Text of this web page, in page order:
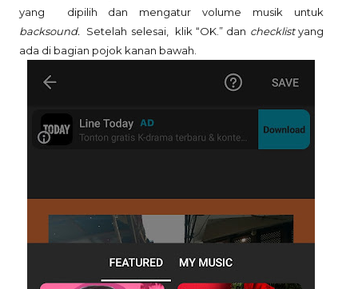
yang dipilih dan mengatur volume musik untuk
backsound.
Setelah selesai, klik “OK.” dan checklistyang
ada di bagian pojok kanan bawah.